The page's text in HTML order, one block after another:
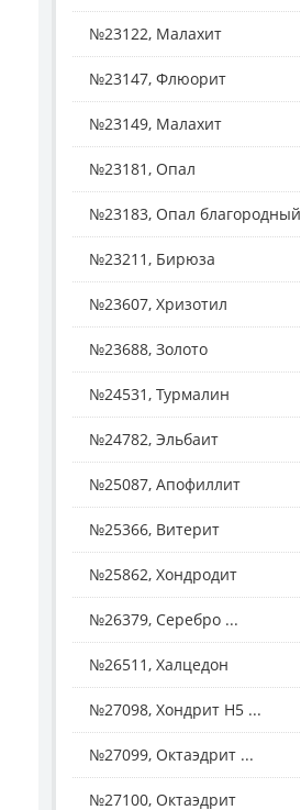
№23122, Малахит
№23147, Флюорит
№23149, Малахит
№23181, Опал
№23183, Опал благородный
№23211, Бирюза
№23607, Хризотил
№23688, Золото
№24531, Турмалин
№24782, Эльбаит
№25087, Апофиллит
№25366, Витерит
№25862, Хондродит
№26379, Серебро ...
№26511, Халцедон
№27098, Хондрит H5 ...
№27099, Октаэдрит ...
№27100, Октаэдрит